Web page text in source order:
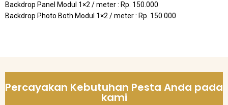
Backdrop Panel Modul 1×2 / meter : Rp. 150.000
Backdrop Photo Both Modul 1×2 / meter : Rp. 150.000
Percayakan Kebutuhan Pesta Anda pada
kami